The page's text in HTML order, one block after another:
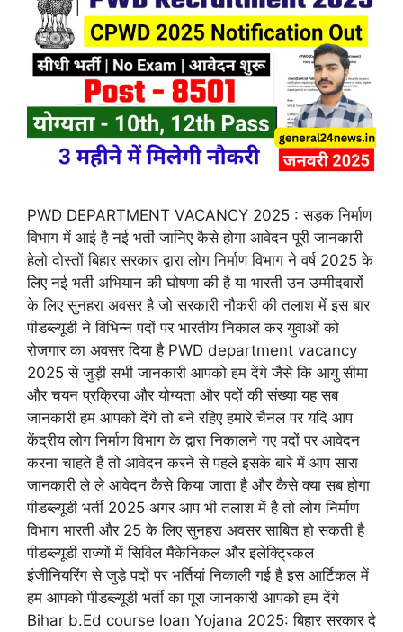
PWD DEPARTMENT VACANCY 2025 : सड़क निर्माण
विभाग में आई है नई भर्ती जानिए कैसे होगा आवेदन पूरी जानकारी
हेलो दोस्तों बिहार सरकार द्वारा लोग निर्माण विभाग ने वर्ष 2025 के
लिए नई भर्ती अभियान की घोषणा की है या भारती उन उम्मीदवारों
के लिए सुनहरा अवसर है जो सरकारी नौकरी की तलाश में इस बार
पीडब्ल्यूडी ने विभिन्न पदों पर भारतीय निकाल कर युवाओं को
रोजगार का अवसर दिया है PWD department vacancy
2025 से जुड़ी सभी जानकारी आपको हम देंगे जैसे कि आयु सीमा
और चयन प्रक्रिया और योग्यता और पदों की संख्या यह सब
जानकारी हम आपको देंगे तो बने रहिए हमारे चैनल पर यदि आप
केंद्रीय लोग निर्माण विभाग के द्वारा निकालने गए पदों पर आवेदन
करना चाहते हैं तो आवेदन करने से पहले इसके बारे में आप सारा
जानकारी ले ले आवेदन कैसे किया जाता है और कैसे क्या सब होगा
पीडब्ल्यूडी भर्ती 2025 अगर आप भी तलाश में है तो लोग निर्माण
विभाग भारती और 25 के लिए सुनहरा अवसर साबित हो सकती है
पीडब्ल्यूडी राज्यों में सिविल मैकेनिकल और इलेक्ट्रिकल
इंजीनियरिंग से जुड़े पदों पर भर्तियां निकाली गई है इस आर्टिकल में
हम आपको पीडब्ल्यूडी भर्ती का पूरा जानकारी आपको हम देंगे
Bihar b.Ed course loan Yojana 2025: बिहार सरकार दे